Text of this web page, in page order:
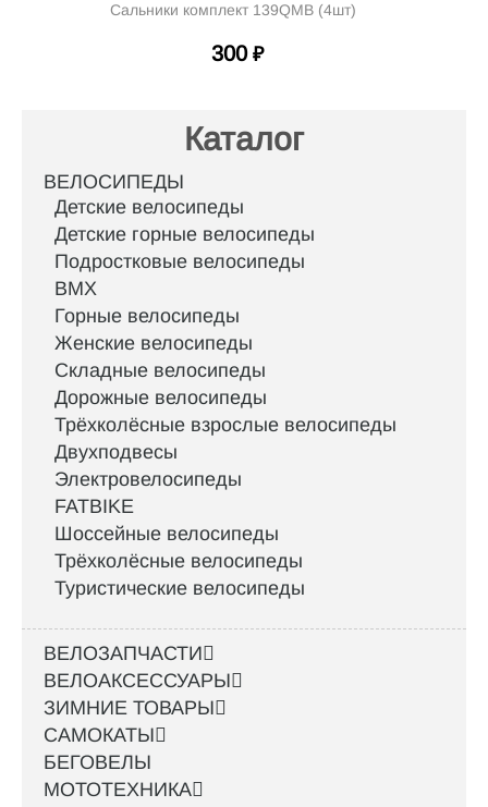
Сальники комплект 139QMB (4шт)
300 ₽
Каталог
ВЕЛОСИПЕДЫ
Детские велосипеды
Детские горные велосипеды
Подростковые велосипеды
BMX
Горные велосипеды
Женские велосипеды
Складные велосипеды
Дорожные велосипеды
Трёхколёсные взрослые велосипеды
Двухподвесы
Электровелосипеды
FATBIKE
Шоссейные велосипеды
Трёхколёсные велосипеды
Туристические велосипеды
ВЕЛОЗАПЧАСТИ
ВЕЛОАКСЕССУАРЫ
ЗИМНИЕ ТОВАРЫ
САМОКАТЫ
БЕГОВЕЛЫ
МОТОТЕХНИКА